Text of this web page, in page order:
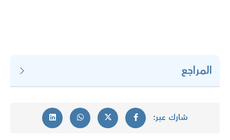
المراجع
شارك عبر: